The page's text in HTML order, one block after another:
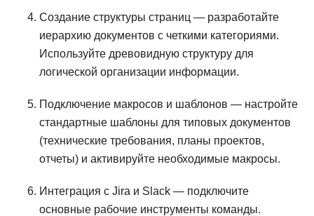
Создание структуры страниц — разработайте
иерархию документов с четкими категориями.
Используйте древовидную структуру для
логической организации информации.
Подключение макросов и шаблонов — настройте
стандартные шаблоны для типовых документов
(технические требования, планы проектов,
отчеты) и активируйте необходимые макросы.
Интеграция с Jira и Slack — подключите
основные рабочие инструменты команды.